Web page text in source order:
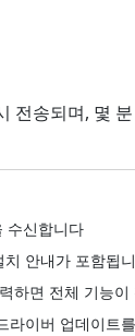
전송되며, 몇
수신합니다
안내가 포함됩
하면 전체 기능이
라이버 업데이트